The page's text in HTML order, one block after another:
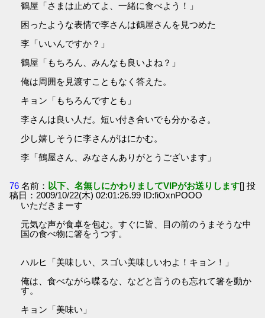
鶴屋「さまは止めてよ、一緒に食べよう！」
困ったような表情で李さんは鶴屋さんを見つめた
李「いいんですか？」
鶴屋「もちろん、みんなも良いよね？」
俺は周囲を見渡すこともなく答えた。
キョン「もちろんですとも」
李さんは良い人だ。短い付き合いでも分かるさ。
少し嬉しそうに李さんがはにかむ。
李「鶴屋さん、みなさんありがとうございます」
76 名前： 以下、名無しにかわりましてVIPがお送りします[] 投
稿日：2009/10/22(木) 02:01:26.99 ID:fiOxnPOOO
いただきまーす
元気な声が食卓を包む。すぐに皆、目の前のうまそうな中
国の食べ物に箸をうつす。
ハルヒ「美味しい、スゴい美味しいわよ！キョン！」
俺は、食べながら喋るな、などと言うのも忘れて箸を動か
す。
キョン「美味い」